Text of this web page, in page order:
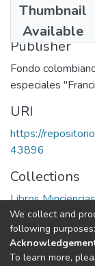
Thumbnail
Available
1978
Publisher
Fondo
especiales
URI
https://
43896
Collections
Libros
Full item
We collect and
following purposes:
To learn more,